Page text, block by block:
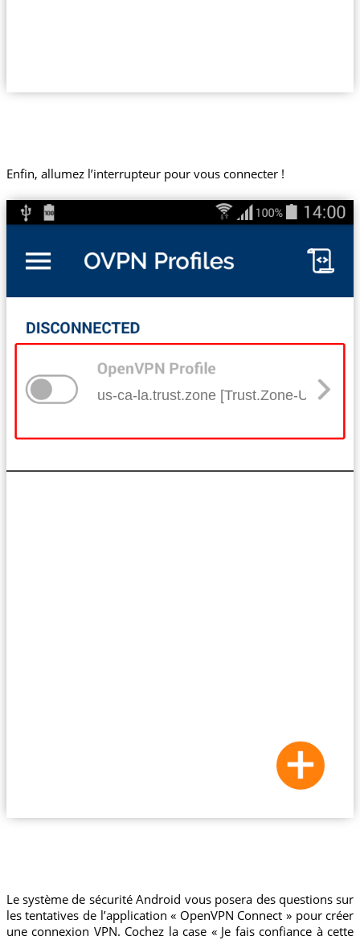
Enfin, allumez l’interrupteur pour vous connecter !
us-ca-la.trust.zone [Trust.Zone-United-
Le système de sécurité Android vous posera des questions sur
les tentatives de l’application « OpenVPN Connect » pour créer
une connexion VPN. Cochez la case « Je fais confiance à cette